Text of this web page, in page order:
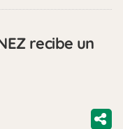
recibe un